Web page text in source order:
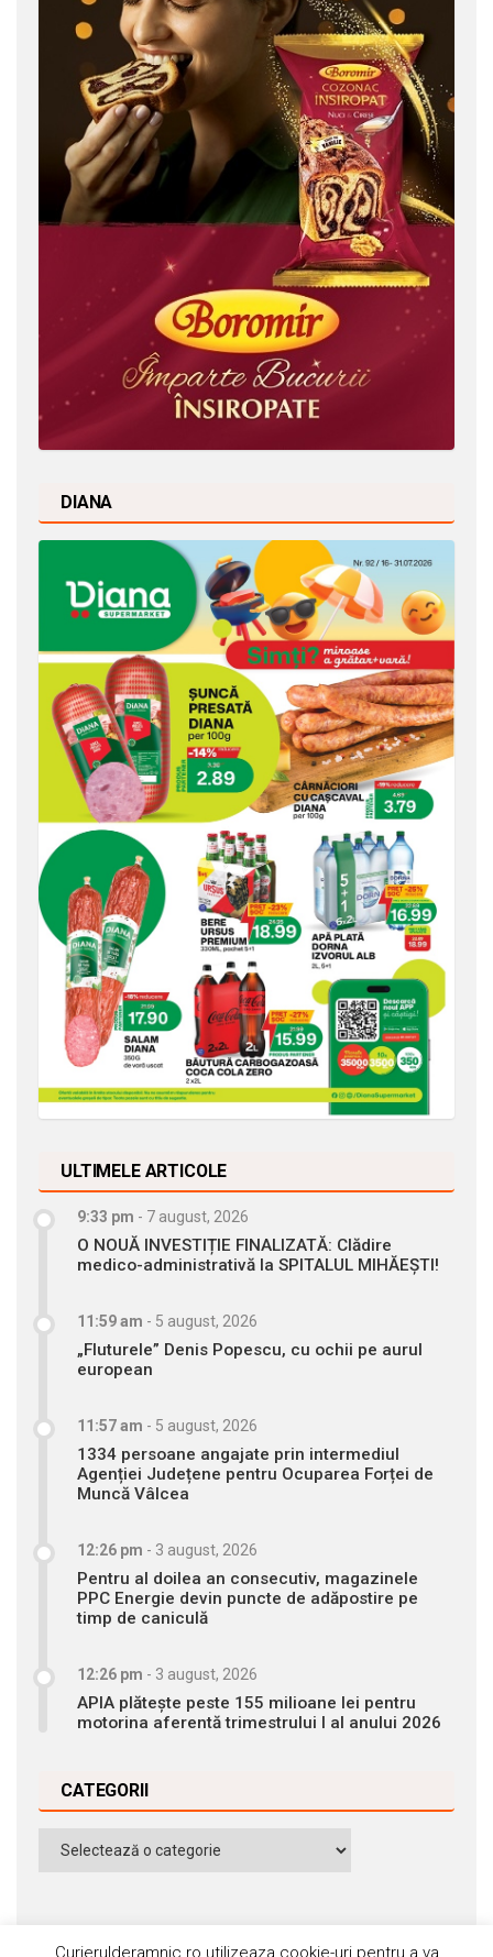
DIANA
ULTIMELE ARTICOLE
9:33 pm - 7 august, 2026
O NOUĂ INVESTIȚIE FINALIZATĂ: Clădire
medico-administrativă la SPITALUL MIHĂEȘTI!
11:59 am - 5 august, 2026
„Fluturele” Denis Popescu, cu ochii pe aurul
european
11:57 am - 5 august, 2026
1334 persoane angajate prin intermediul
Agenției Județene pentru Ocuparea Forței de
Muncă Vâlcea
12:26 pm - 3 august, 2026
Pentru al doilea an consecutiv, magazinele
PPC Energie devin puncte de adăpostire pe
timp de caniculă
12:26 pm - 3 august, 2026
APIA plătește peste 155 milioane lei pentru
motorina aferentă trimestrului I al anului 2026
CATEGORII
Categorii
Curierulderamnic.ro utilizeaza cookie-uri pentru a va